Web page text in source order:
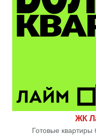
ЖК
Готовые квартиры